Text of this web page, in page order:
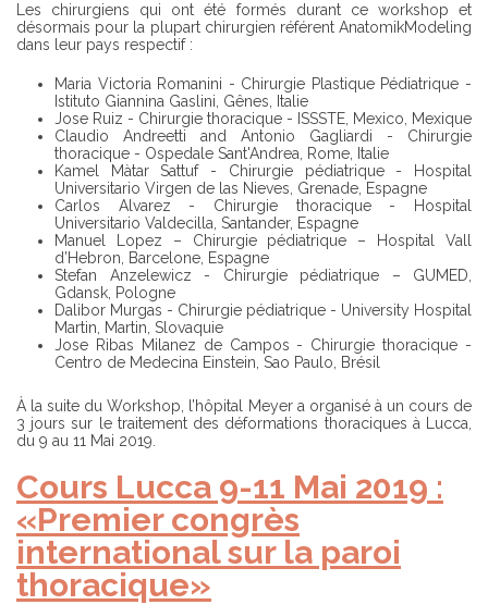
Les chirurgiens qui ont été formés durant ce workshop et
désormais pour la plupart chirurgien référent AnatomikModeling
dans leur pays respectif :
Maria Victoria Romanini - Chirurgie Plastique Pédiatrique -
Istituto Giannina Gaslini, Gênes, Italie
Jose Ruiz - Chirurgie thoracique - ISSSTE, Mexico, Mexique
Claudio Andreetti and Antonio Gagliardi - Chirurgie
thoracique - Ospedale Sant'Andrea, Rome, Italie
Kamel Màtar Sattuf - Chirurgie pédiatrique - Hospital
Universitario Virgen de las Nieves, Grenade, Espagne
Carlos Alvarez - Chirurgie thoracique - Hospital
Universitario Valdecilla, Santander, Espagne
Manuel Lopez – Chirurgie pédiatrique – Hospital Vall
d’Hebron, Barcelone, Espagne
Stefan Anzelewicz - Chirurgie pédiatrique – GUMED,
Gdansk, Pologne
Dalibor Murgas - Chirurgie pédiatrique - University Hospital
Martin, Martin, Slovaquie
Jose Ribas Milanez de Campos - Chirurgie thoracique -
Centro de Medecina Einstein, Sao Paulo, Brésil
À la suite du Workshop, l’hôpital Meyer a organisé à un cours de
3 jours sur le traitement des déformations thoraciques à Lucca,
du 9 au 11 Mai 2019.
Cours Lucca 9-11 Mai 2019 :
«Premier congrès
international sur la paroi
thoracique»